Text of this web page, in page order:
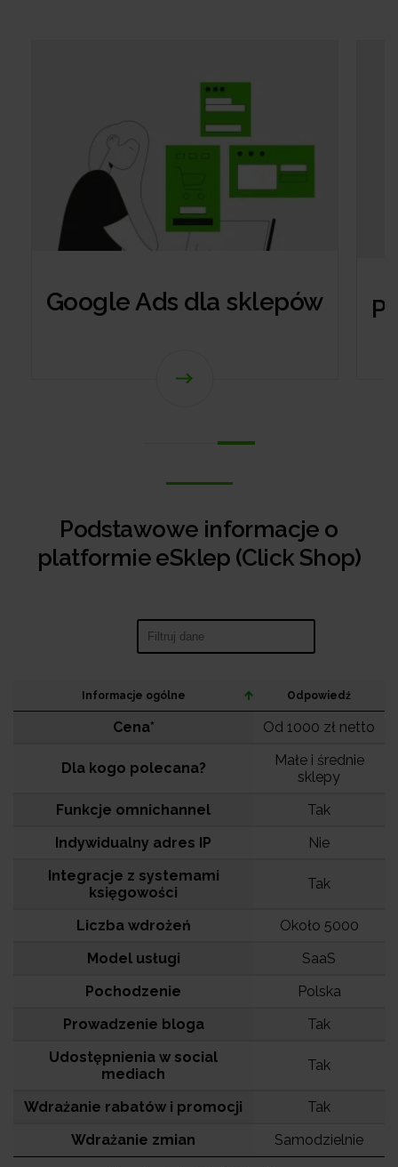
Google Ads dla sklepów
Podstawowe informacje o
platformie eSklep (Click Shop)
Informacje ogólne Odpowiedź
Cena* Od 1000 zł netto
Dla kogo polecana?
Małe i średnie
sklepy
Funkcje omnichannel
Tak
Indywidualny adres IP
Nie
Integracje z systemami
księgowości
Tak
Liczba wdrożeń
Około 5000
Model usługi
SaaS
Pochodzenie
Polska
Prowadzenie bloga
Tak
Udostępnienia w social
mediach
Tak
Wdrażanie rabatów i promocji
Tak
Wdrażanie zmian
Samodzielnie